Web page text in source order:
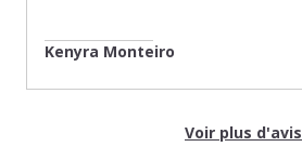
Kenyra Monteiro
Voir plus d'avis